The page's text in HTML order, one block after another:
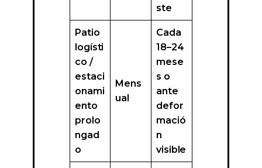
ste
Patio
logísti
co /
estaci
onami
ento
prolo
ngad
o
Mens
ual
Cada
18–24
mese
s o
ante
defor
mació
n
visible